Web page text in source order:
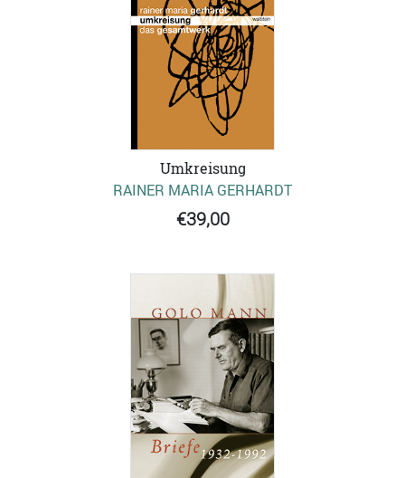
Umkreisung
RAINER MARIA GERHARDT
€39,00